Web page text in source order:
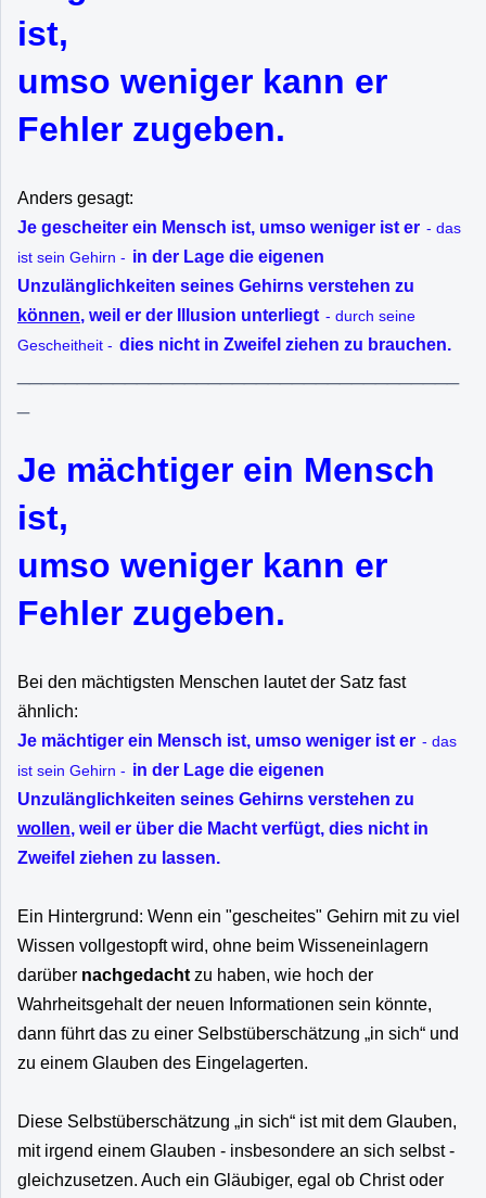
ist,
umso weniger kann er
Fehler zugeben.
Anders gesagt:
Je gescheiter ein Mensch ist, umso weniger ist er - das
ist sein Gehirn - in der Lage die eigenen
Unzulänglichkeiten seines Gehirns verstehen zu
können, weil er der Illusion unterliegt - durch seine
Gescheitheit - dies nicht in Zweifel ziehen zu brauchen.
Je mächtiger ein Mensch
ist,
umso weniger kann er
Fehler zugeben.
Bei den mächtigsten Menschen lautet der Satz fast
ähnlich:
Je mächtiger ein Mensch ist, umso weniger ist er - das
ist sein Gehirn - in der Lage die eigenen
Unzulänglichkeiten seines Gehirns verstehen zu
wollen, weil er über die Macht verfügt, dies nicht in
Zweifel ziehen zu lassen.
Ein Hintergrund: Wenn ein "gescheites" Gehirn mit zu viel
Wissen vollgestopft wird, ohne beim Wisseneinlagern
darüber nachgedacht zu haben, wie hoch der
Wahrheitsgehalt der neuen Informationen sein könnte,
dann führt das zu einer Selbstüberschätzung „in sich“ und
zu einem Glauben des Eingelagerten.
Diese Selbstüberschätzung „in sich“ ist mit dem Glauben,
mit irgend einem Glauben - insbesondere an sich selbst -
gleichzusetzen. Auch ein Gläubiger, egal ob Christ oder